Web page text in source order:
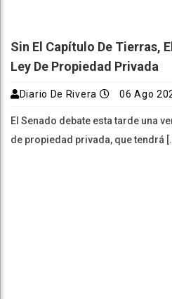
Sin El Capítulo De Tierras,
Ley De Propiedad Privada
Diario De Rivera 06 Ago
El Senado debate esta tarde una
de propiedad privada, que tendrá